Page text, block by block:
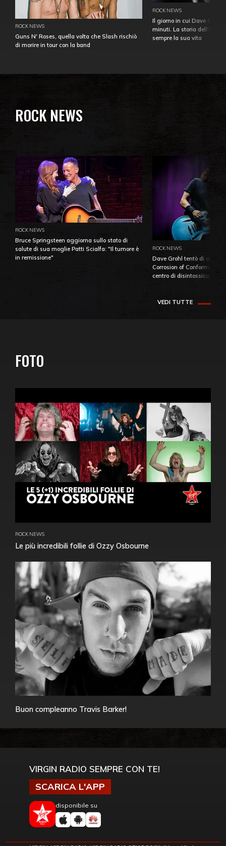
ROCK NEWS
Guns N' Roses, quella volta che Slash rischiò
di morire in tour con la band
ROCK NEWS
Il giorno in cui Dave
minuti. La storia
sempre la sua vita
ROCK NEWS
ROCK NEWS
Bruce Springsteen aggiorna sullo stato di
salute di sua moglie Patti Scialfa: "Il tumore è
in remissione"
ROCK NEWS
Dave Grohl tentò di
Corrosion of Conformity
centro di
VEDI TUTTE
FOTO
ROCK NEWS
Le più incredibili follie di Ozzy Osbourne
Buon compleanno Travis Barker!
VIRGIN RADIO SEMPRE CON TE!
SCARICA L'APP
disponibile su